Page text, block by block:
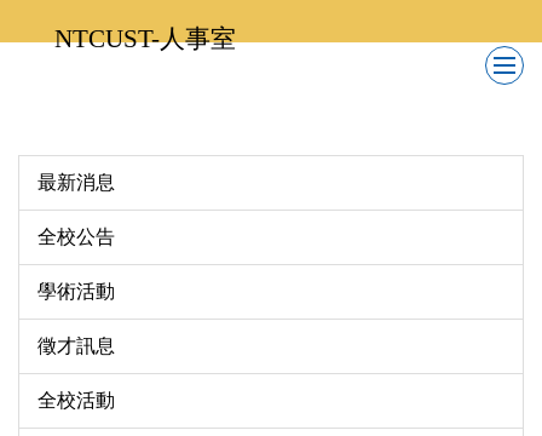
到
NTCUST-人事室
最新消息
全校公告
學術活動
徵才訊息
全校活動